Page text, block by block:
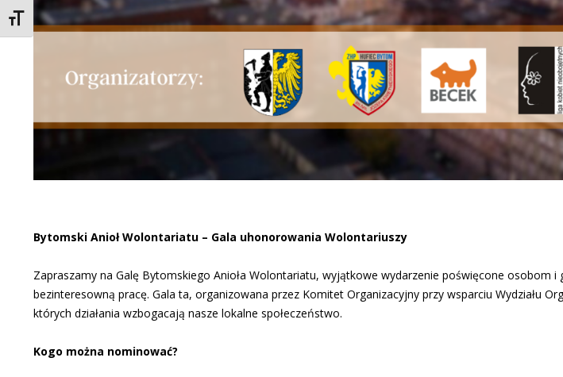
Toggle Font size
Bytomski Anioł Wolontariatu – Gala uhonorowania Wolontariuszy
Zapraszamy na Galę Bytomskiego Anioła Wolontariatu, wyjątkowe wydarzenie poświęcone
bezinteresowną pracę. Gala ta, organizowana przez Komitet Organizacyjny przy wsparciu Wydziału
których działania wzbogacają nasze lokalne społeczeństwo.
Kogo można nominować?